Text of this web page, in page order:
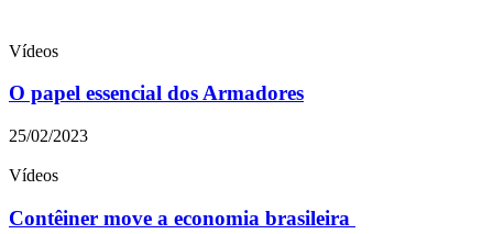
Vídeos
O papel essencial dos Armadores
25/02/2023
Vídeos
Contêiner move a economia brasileira